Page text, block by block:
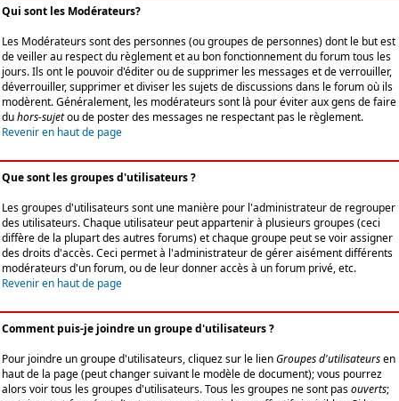
Qui sont les Modérateurs?
Les Modérateurs sont des personnes (ou groupes de personnes) dont le but est
de veiller au respect du règlement et au bon fonctionnement du forum tous les
jours. Ils ont le pouvoir d'éditer ou de supprimer les messages et de verrouiller,
déverrouiller, supprimer et diviser les sujets de discussions dans le forum où ils
modèrent. Généralement, les modérateurs sont là pour éviter aux gens de faire
duhors-sujetou de poster des messages ne respectant pas le règlement.
Revenir en haut de page
Que sont les groupes d'utilisateurs ?
Les groupes d'utilisateurs sont une manière pour l'administrateur de regrouper
des utilisateurs. Chaque utilisateur peut appartenir à plusieurs groupes (ceci
diffère de la plupart des autres forums) et chaque groupe peut se voir assigner
des droits d'accès. Ceci permet à l'administrateur de gérer aisément différents
modérateurs d'un forum, ou de leur donner accès à un forum privé, etc.
Revenir en haut de page
Comment puis-je joindre un groupe d'utilisateurs ?
Pour joindre un groupe d'utilisateurs, cliquez sur le lienGroupes d'utilisateursen
haut de la page (peut changer suivant le modèle de document); vous pourrez
alors voir tous les groupes d'utilisateurs. Tous les groupes ne sont pasouverts;